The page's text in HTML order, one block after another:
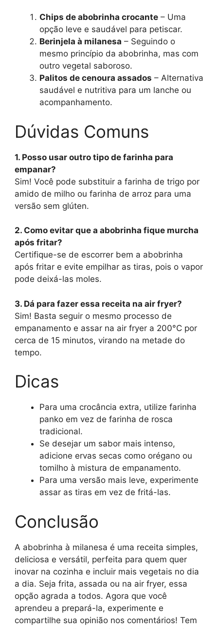
Chips de abobrinha crocante – Uma
opção leve e saudável para petiscar.
Berinjela à milanesa – Seguindo o
mesmo princípio da abobrinha, mas com
outro vegetal saboroso.
Palitos de cenoura assados – Alternativa
saudável e nutritiva para um lanche ou
acompanhamento.
Dúvidas Comuns
1. Posso usar outro tipo de farinha para
empanar?
Sim! Você pode substituir a farinha de trigo por
amido de milho ou farinha de arroz para uma
versão sem glúten.
2. Como evitar que a abobrinha fique murcha
após fritar?
Certifique-se de escorrer bem a abobrinha
após fritar e evite empilhar as tiras, pois o vapor
pode deixá-las moles.
3. Dá para fazer essa receita na air fryer?
Sim! Basta seguir o mesmo processo de
empanamento e assar na air fryer a 200°C por
cerca de 15 minutos, virando na metade do
tempo.
Dicas
Para uma crocância extra, utilize farinha
panko em vez de farinha de rosca
tradicional.
Se desejar um sabor mais intenso,
adicione ervas secas como orégano ou
tomilho à mistura de empanamento.
Para uma versão mais leve, experimente
assar as tiras em vez de fritá-las.
Conclusão
A abobrinha à milanesa é uma receita simples,
deliciosa e versátil, perfeita para quem quer
inovar na cozinha e incluir mais vegetais no dia
a dia. Seja frita, assada ou na air fryer, essa
opção agrada a todos. Agora que você
aprendeu a prepará-la, experimente e
compartilhe sua opinião nos comentários! Tem